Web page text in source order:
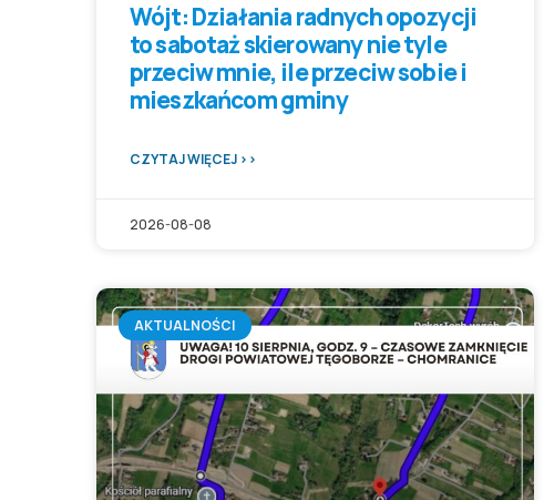
Wójt: Działania radnych opozycji
to sabotaż skierowany nie tyle
przeciw mnie, ile przeciw sobie i
mieszkańcom gminy
CZYTAJ WIĘCEJ >>
2026-08-08
AKTUALNOŚCI